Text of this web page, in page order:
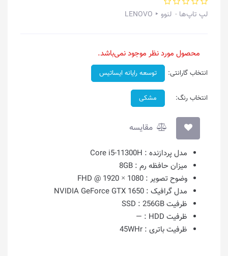
لپ تاپ‌ها لنوو ‣ LENOVO
محصول مورد نظر موجود نمی‌باشد.
انتخاب گارانتی: توسعه رایانه ایساتیس
انتخاب رنگ: مشکی
مقایسه
مدل پردازنده : Core i5-11300H
میزان حافظه رم : 8GB
وضوح تصویر : 1080 × 1920 @ FHD
مدل گرافیک : NVIDIA GeForce GTX 1650
ظرفیت SSD :256GB
ظرفیت HDD :
—
ظرفیت باتری : 45WHr